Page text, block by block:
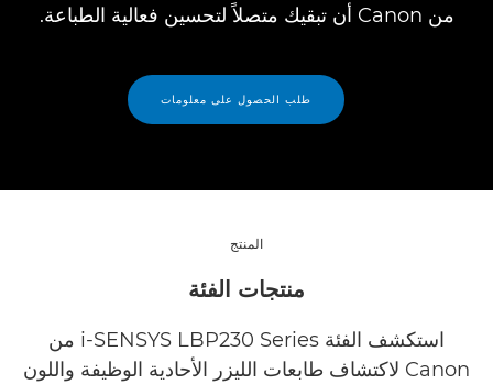
من Canon أن تبقيك متصلاً لتحسين فعالية الطباعة.
طلب الحصول على معلومات
المنتج
منتجات الفئة
استكشف الفئة i-SENSYS LBP230 Series من
Canon لاكتشاف طابعات الليزر الأحادية الوظيفة واللون